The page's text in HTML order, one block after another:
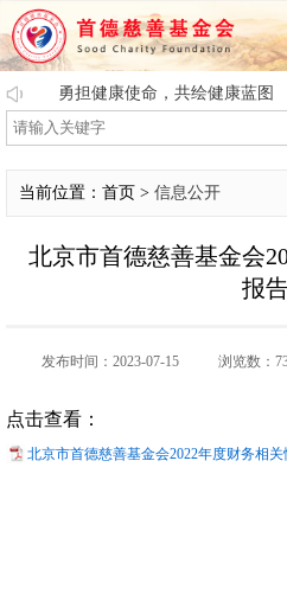
勇担健康使命，共绘健康蓝图
当前位置：首页 > 信息公开
北京市首德慈善基金会
报
发布时间：2023-07-15 浏览数：
点击查看：
北京市首德慈善基金会2022年度财务相